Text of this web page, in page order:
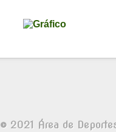
© 2021 Área de